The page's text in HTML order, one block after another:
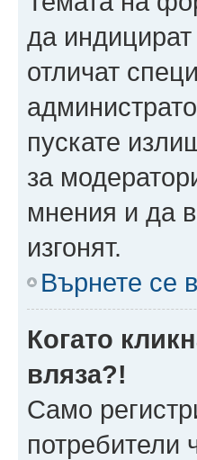
да
отличат
пускате
за
мнения и да
изгонят.
Върнете се
Когато
вляза?!
Само
потребители